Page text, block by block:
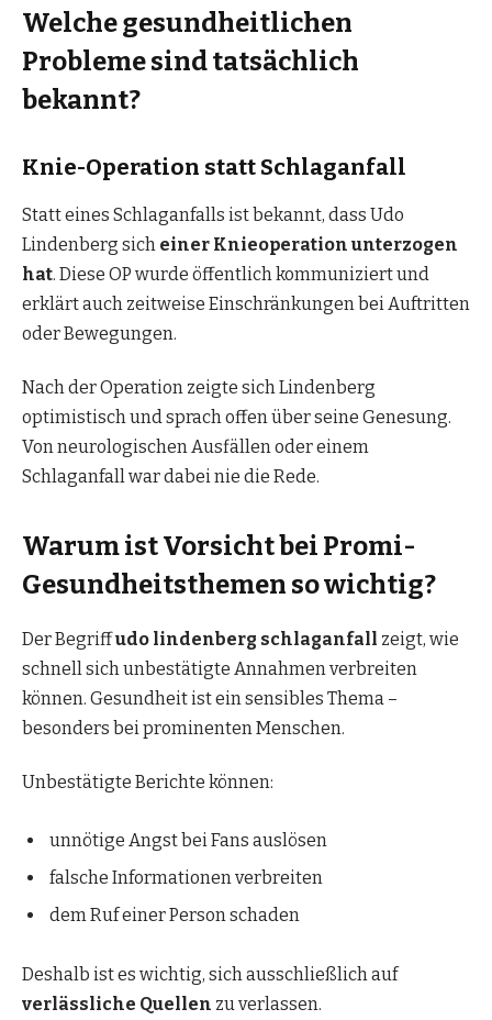
Welche gesundheitlichen
Probleme sind tatsächlich
bekannt?
Knie-Operation statt Schlaganfall
Statt eines Schlaganfalls ist bekannt, dass Udo
Lindenberg sich einer Knieoperation unterzogen
hat. Diese OP wurde öffentlich kommuniziert und
erklärt auch zeitweise Einschränkungen bei Auftritten
oder Bewegungen.
Nach der Operation zeigte sich Lindenberg
optimistisch und sprach offen über seine Genesung.
Von neurologischen Ausfällen oder einem
Schlaganfall war dabei nie die Rede.
Warum ist Vorsicht bei Promi-
Gesundheitsthemen so wichtig?
Der Begriffudo lindenberg schlaganfall zeigt, wie
schnell sich unbestätigte Annahmen verbreiten
können. Gesundheit ist ein sensibles Thema –
besonders bei prominenten Menschen.
Unbestätigte Berichte können:
unnötige Angst bei Fans auslösen
falsche Informationen verbreiten
dem Ruf einer Person schaden
Deshalb ist es wichtig, sich ausschließlich auf
verlässliche Quellen zu verlassen.